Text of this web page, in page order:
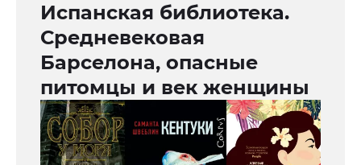
Испанская библиотека.
Средневековая
Барселона, опасные
питомцы и век женщины